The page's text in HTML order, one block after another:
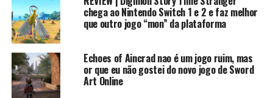
Sonic.exe O iniciohttps://youtu.be/7c2RHmUeprs
Sonic.exe 2 , o retorno
https://youtu.be/xwdIZsHlZnc
Sonic Fearhttps://youtu.be/UzaucXiLJOk
Sonic Fear 2
https://youtu.be/ZbDhbl0BHKg
chega ao Nintendo Switch 1 e 2 e faz melhor
que outro jogo “mon” da plataforma
Echoes of Aincrad nao é um jogo ruim, mas
or que eu não gostei do novo jogo de Sword
Art Online